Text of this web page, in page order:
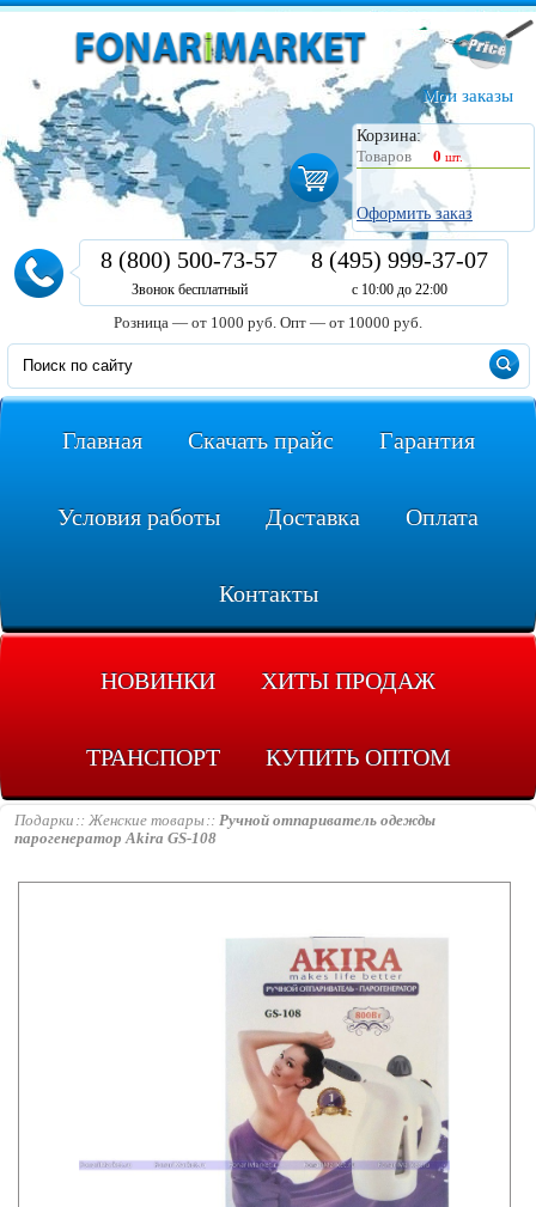
Мои заказы
Корзина:
Товаров
0 шт.
Оформить заказ
8 (800) 500-73-57
Звонок бесплатный
8 (495) 999-37-07
с 10:00 до 22:00
Розница — от 1000 руб. Опт — от 10000 руб.
Главная Скачать прайс Гарантия
Условия работы Доставка Оплата
Контакты
НОВИНКИ ХИТЫ ПРОДАЖ
ТРАНСПОРТ КУПИТЬ ОПТОМ
Подарки Женские товары
Ручной отпариватель одежды
парогенератор Akira GS-108